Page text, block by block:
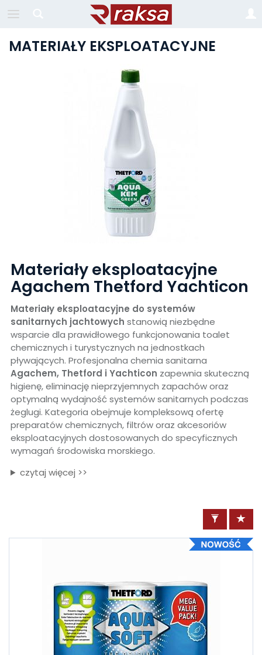
MATERIAŁY EKSPLOATACYJNE
Materiały eksploatacyjne
Agachem Thetford Yachticon
Materiały eksploatacyjne do systemów
sanitarnych jachtowych stanowią niezbędne
wsparcie dla prawidłowego funkcjonowania toalet
chemicznych i turystycznych na jednostkach
pływających. Profesjonalna chemia sanitarna
Agachem, Thetford i Yachticon zapewnia skuteczną
higienę, eliminację nieprzyjemnych zapachów oraz
optymalną wydajność systemów sanitarnych podczas
żeglugi. Kategoria obejmuje kompleksową ofertę
preparatów chemicznych, filtrów oraz akcesoriów
eksploatacyjnych dostosowanych do specyficznych
wymagań środowiska morskiego.
czytaj więcej >>